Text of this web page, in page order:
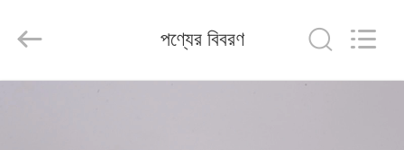
পণ্যের বিবরণ